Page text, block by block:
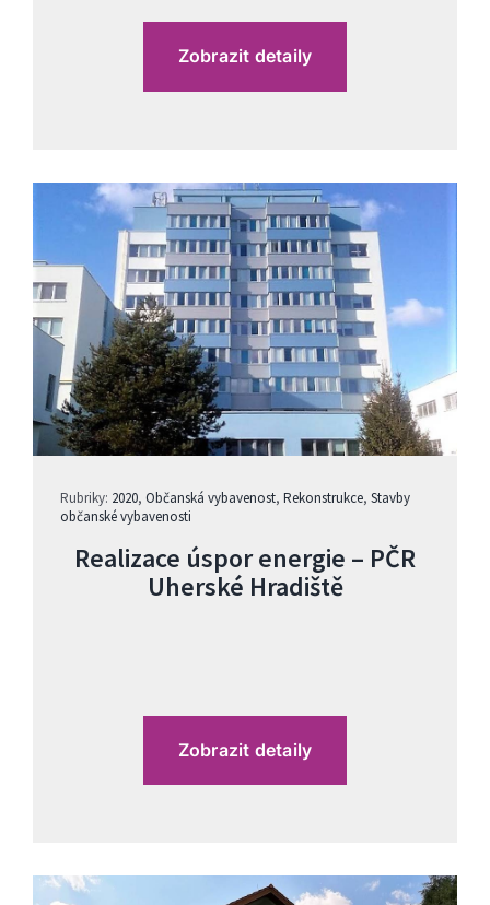
Zobrazit detaily
Rubriky: 2020, Občanská vybavenost, Rekonstrukce, Stavby
občanské vybavenosti
Realizace úspor energie – PČR
Uherské Hradiště
Zobrazit detaily